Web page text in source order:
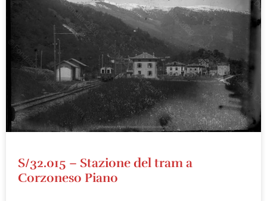
S/32.015 – Stazione del tram a
Corzoneso Piano